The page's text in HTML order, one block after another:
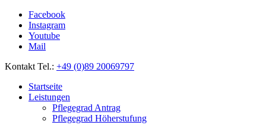
Facebook
Instagram
Youtube
Mail
Kontakt Tel.: +49 (0)89 20069797
Startseite
Leistungen
Pflegegrad Antrag
Pflegegrad Höherstufung